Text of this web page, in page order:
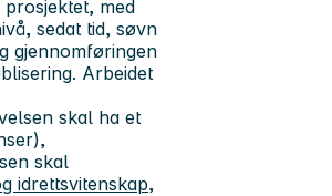
med
sedat tid, søvn
gjennomføringen
Arbeidet
skal ha et
skal
idrettsvitenskap,